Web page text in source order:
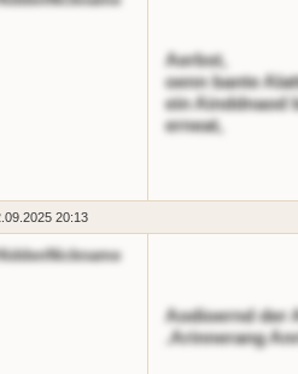
Aerbst,
oenn bante
ein Ainddnaod
erneat,
20:13
Aodioernd der
.Arinnerang